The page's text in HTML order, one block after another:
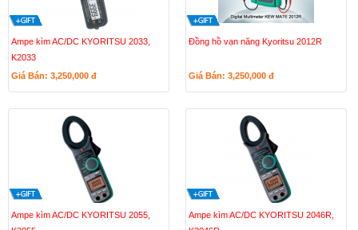
Ampe kìm AC/DC KYORITSU 2033,
K2033
Giá Bán: 3,250,000 đ
Đồng hồ vạn năng Kyoritsu 2012R
Giá Bán: 3,250,000 đ
Ampe kìm AC/DC KYORITSU 2055,
Ampe kìm AC/DC KYORITSU 2046R,